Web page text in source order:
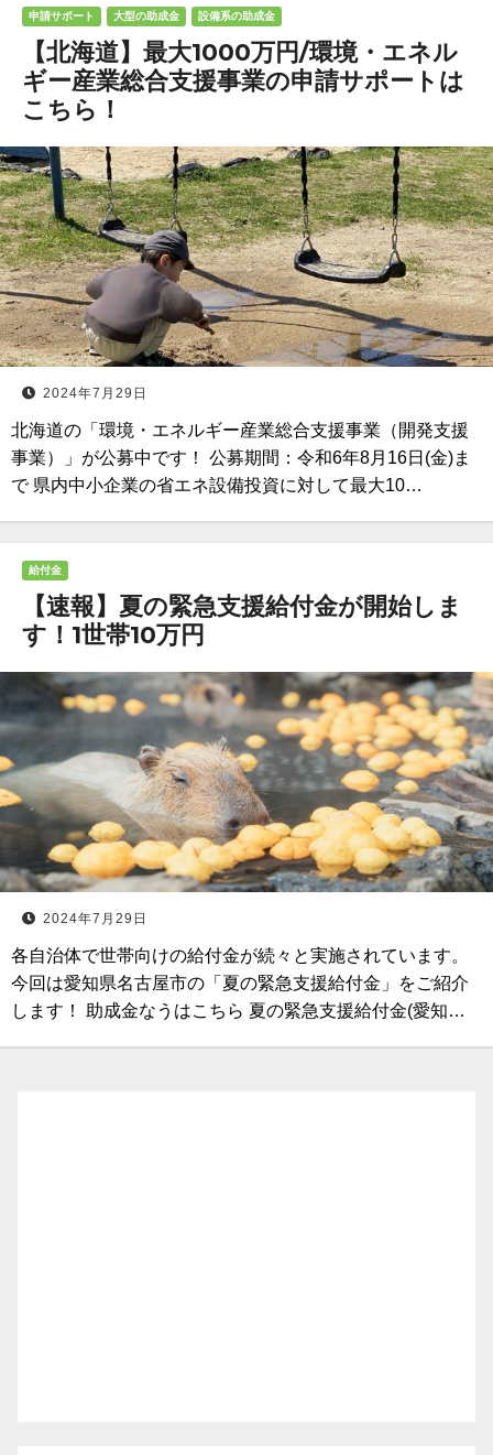
申請サポート 大型の助成金 設備系の助成金
【北海道】最大1000万円/環境・エネル
ギー産業総合支援事業の申請サポートは
こちら！
2024年7月29日
北海道の「環境・エネルギー産業総合支援事業（開発支援
事業）」が公募中です！ 公募期間：令和6年8月16日(金)ま
で 県内中小企業の省エネ設備投資に対して最大10…
給付金
【速報】夏の緊急支援給付金が開始しま
す！1世帯10万円
2024年7月29日
各自治体で世帯向けの給付金が続々と実施されています。
今回は愛知県名古屋市の「夏の緊急支援給付金」をご紹介
します！ 助成金なうはこちら 夏の緊急支援給付金(愛知…